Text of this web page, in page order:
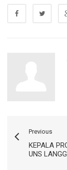
Previous
KEPALA
UNS